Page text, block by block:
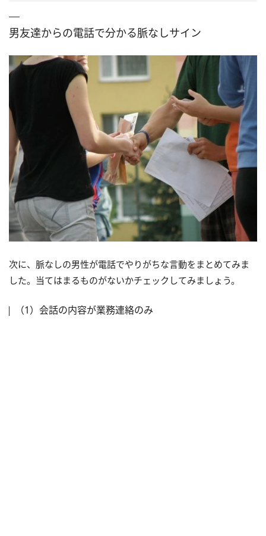
男友達からの電話で分かる脈なしサイン
次に、脈なしの男性が電話でやりがちな言動をまとめてみま
した。当てはまるものがないかチェックしてみましょう。
（1）会話の内容が業務連絡のみ